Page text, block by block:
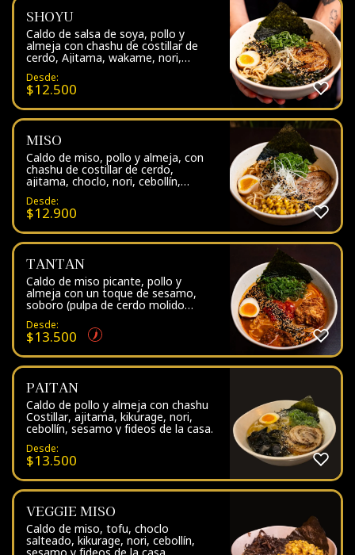
SHOYU
Caldo de salsa de soya, pollo y
almeja con chashu de costillar de
cerdo, Ajitama, wakame, nori,
cebollín, sesamo y fideos de la casa
Desde:
$12.500
MISO
Caldo de miso, pollo y almeja, con
chashu de costillar de cerdo,
ajitama, choclo, nori, cebollín,
sesamo y fideos de la casa
Desde:
$12.900
TANTAN
Caldo de miso picante, pollo y
almeja con un toque de sesamo,
soboro (pulpa de cerdo molido
picante) karaage, ajitama, nori,
cebollín, pebre, sesamo y fideos de
la casa
Desde:
$13.500
PAITAN
Caldo de pollo y almeja con chashu
Costillar, ajitama, kikurage, nori,
cebollín, sesamo y fideos de la casa.
Desde:
$13.500
VEGGIE MISO
Caldo de miso, tofu, choclo
salteado, kikurage, nori, cebollín,